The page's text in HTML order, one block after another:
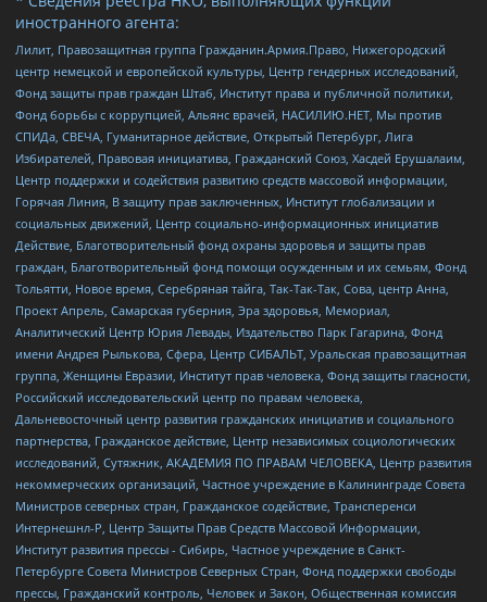
иностранного агента:
Лилит, Правозащитная группа Гражданин.Армия.Право, Нижегородский
центр немецкой и европейской культуры, Центр гендерных исследований,
Фонд защиты прав граждан Штаб, Институт права и публичной политики,
Фонд борьбы с коррупцией, Альянс врачей, НАСИЛИЮ.НЕТ, Мы против
СПИДа, СВЕЧА, Гуманитарное действие, Открытый Петербург, Лига
Избирателей, Правовая инициатива, Гражданский Союз, Хасдей Ерушалаим,
Центр поддержки и содействия развитию средств массовой информации,
Горячая Линия, В защиту прав заключенных, Институт глобализации и
социальных движений, Центр социально-информационных инициатив
Действие, Благотворительный фонд охраны здоровья и защиты прав
граждан, Благотворительный фонд помощи осужденным и их семьям, Фонд
Тольятти, Новое время, Серебряная тайга, Так-Так-Так, Сова, центр Анна,
Проект Апрель, Самарская губерния, Эра здоровья, Мемориал,
Аналитический Центр Юрия Левады, Издательство Парк Гагарина, Фонд
имени Андрея Рылькова, Сфера, Центр СИБАЛЬТ, Уральская правозащитная
группа, Женщины Евразии, Институт прав человека, Фонд защиты гласности,
Российский исследовательский центр по правам человека,
Дальневосточный центр развития гражданских инициатив и социального
партнерства, Гражданское действие, Центр независимых социологических
исследований, Сутяжник, АКАДЕМИЯ ПО ПРАВАМ ЧЕЛОВЕКА, Центр развития
некоммерческих организаций, Частное учреждение в Калининграде Совета
Министров северных стран, Гражданское содействие, Трансперенси
Интернешнл-Р, Центр Защиты Прав Средств Массовой Информации,
Институт развития прессы - Сибирь, Частное учреждение в Санкт-
Петербурге Совета Министров Северных Стран, Фонд поддержки свободы
прессы, Гражданский контроль, Человек и Закон, Общественная комиссия